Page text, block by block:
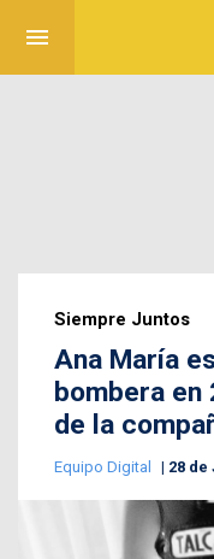
menu
Siempre Juntos
Ana María
bombera
de la
Equipo Digital 28 de